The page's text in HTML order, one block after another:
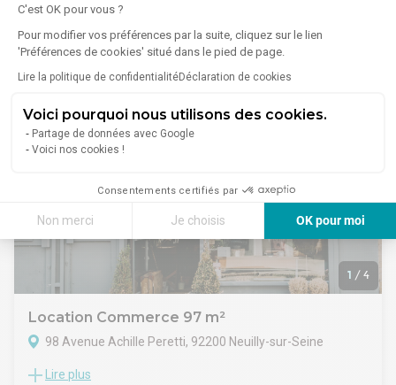
C'est OK pour vous ?
Pour modifier vos préférences par la suite, cliquez sur le lien
'Préférences de cookies' situé dans le pied de page.
Lire la politique de confidentialitéDéclaration de cookies
Voici pourquoi nous utilisons des cookies.
Partage de données avec Google
Voici nos cookies !
Consentements certifiés par
Non merci Je choisis
OK pour moi
Axeptio consent
Plateforme de Gestion du Consentement : Personnalisez vos Options
Notre plateforme vous permet d'adapter et de gérer vos paramètres
Au rez-de-chaussée d'un immeuble récent, ALTIM vous
propose des locaux lumineux.
Lire plus
1 / 4
Location Commerce 97 m²
98 Avenue Achille Peretti, 92200 Neuilly-sur-Seine
Local commercial d’une superficie de 97,16 m² environ sur
Lire plus